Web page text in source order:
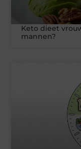
Keto dieet
mannen?